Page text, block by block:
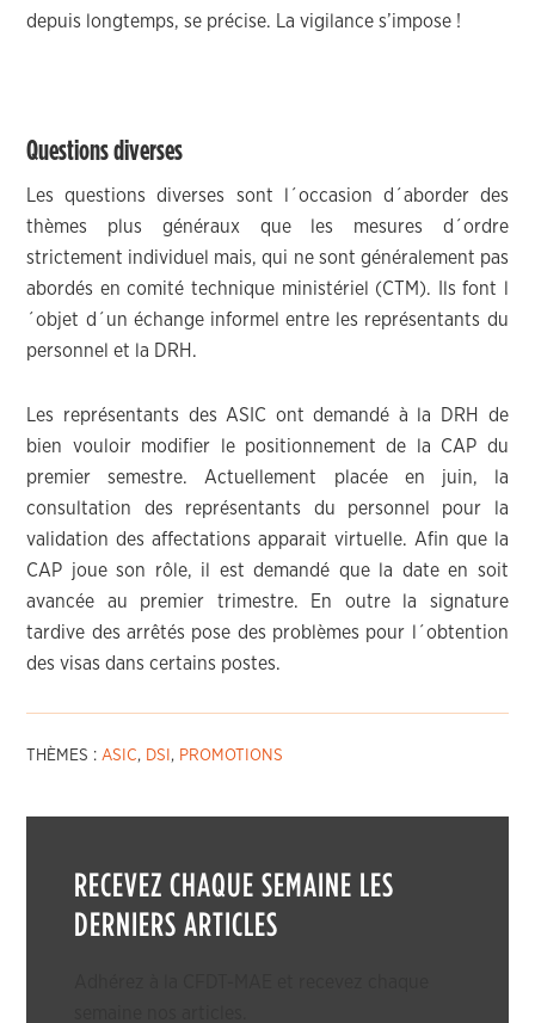
depuis longtemps, se précise. La vigilance s’impose !
Questions diverses
Les questions diverses sont l´occasion d´aborder des
thèmes plus généraux que les mesures d´ordre
strictement individuel mais, qui ne sont généralement pas
abordés en comité technique ministériel (CTM). Ils font l
´objet d´un échange informel entre les représentants du
personnel et la DRH.
Les représentants des ASIC ont demandé à la DRH de
bien vouloir modifier le positionnement de la CAP du
premier semestre. Actuellement placée en juin, la
consultation des représentants du personnel pour la
validation des affectations apparait virtuelle. Afin que la
CAP joue son rôle, il est demandé que la date en soit
avancée au premier trimestre. En outre la signature
tardive des arrêtés pose des problèmes pour l´obtention
des visas dans certains postes.
THÈMES :ASIC, DSI , PROMOTIONS
RECEVEZ CHAQUE SEMAINE LES
DERNIERS ARTICLES